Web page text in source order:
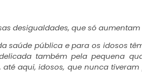
desigualdades, que só
saúde pública e para os idosos
também pela pequena
aqui, idosos, que nunca